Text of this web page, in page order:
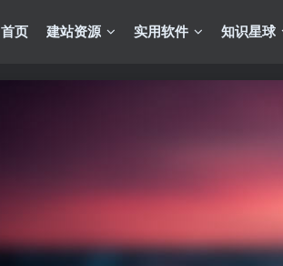
首页 建站资源 实用软件 知识星球